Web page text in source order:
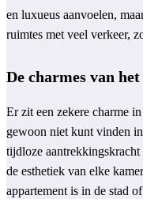
en luxueus aanvoelen,
ruimtes met veel verkeer,
De charmes van
Er zit een zekere charme
gewoon niet kunt vinden
tijdloze aantrekkingskracht
de esthetiek van elke
appartement is in de stad